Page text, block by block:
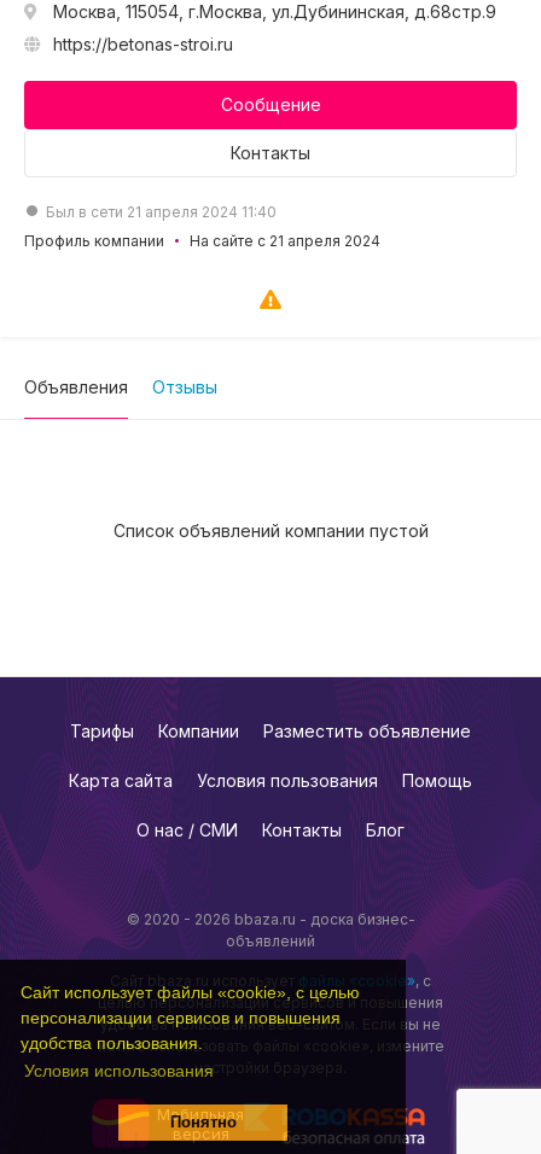
Сайт использует файлы «cookie», с целью
персонализации сервисов и повышения
удобства пользования.
Условия использования
Понятно
Москва, 115054, г.Москва, ул.Дубининская, д.68стр.9
https://betonas-stroi.ru
Сообщение
Контакты
Был в сети 21 апреля 2024 11:40
Профиль компании
На сайте с 21 апреля 2024
Объявления Отзывы
Список объявлений компании пустой
© 2020 - 2026 bbaza.ru - доска бизнес-
объявлений
Сайт bbaza.ru использует файлы «cookie», с
целью персонализации сервисов и повышения
удобства пользования веб-сайтом. Если вы не
хотите использовать файлы «cookie», измените
настройки браузера.
Мобильная
версия
Тарифы Компании Разместить объявление
Карта сайта Условия пользования Помощь
О нас / СМИ Контакты Блог